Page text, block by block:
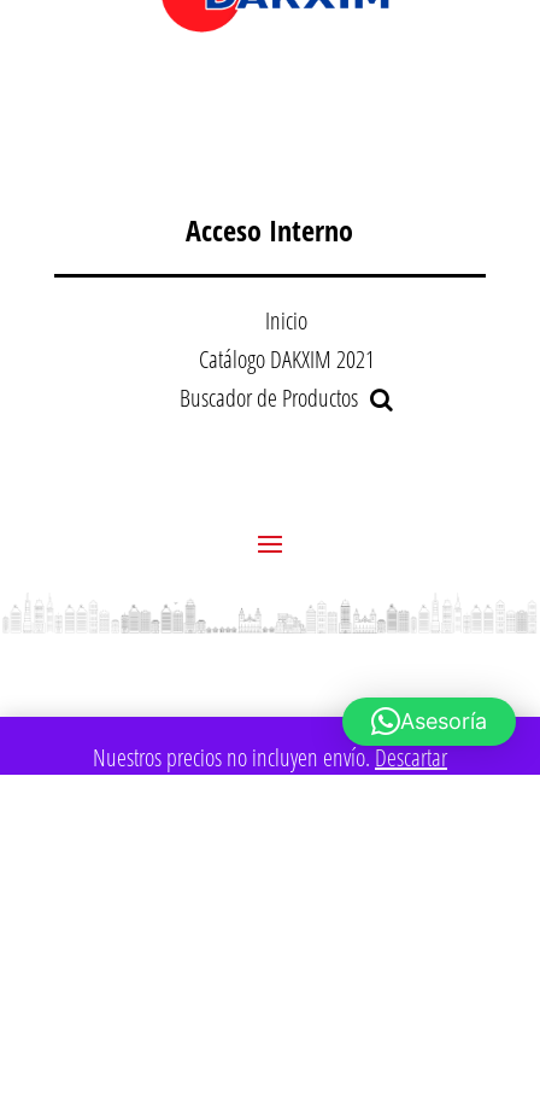
Nuestros precios no incluyen envío. Descartar
Acceso Interno
Inicio
Catálogo DAKXIM 2021
Buscador de Productos
Asesoría